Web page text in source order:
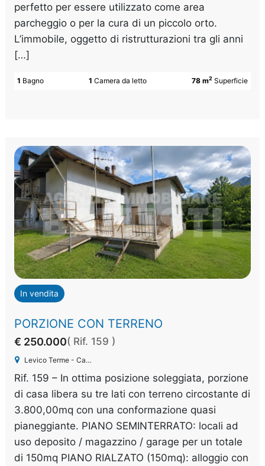
perfetto per essere utilizzato come area
parcheggio o per la cura di un piccolo orto.
L’immobile, oggetto di ristrutturazioni tra gli anni
[…]
78 m2 Superficie
1 Camera da letto
1 Bagno
In vendita
PORZIONE CON TERRENO
€ 250.000( Rif. 159 )
Levico Terme - Campiello
Rif. 159 – In ottima posizione soleggiata, porzione
di casa libera su tre lati con terreno circostante di
3.800,00mq con una conformazione quasi
pianeggiante. PIANO SEMINTERRATO: locali ad
uso deposito / magazzino / garage per un totale
di 150mq PIANO RIALZATO (150mq): alloggio con